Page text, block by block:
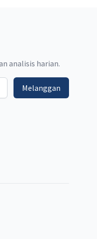
analisis harian.
Melanggan